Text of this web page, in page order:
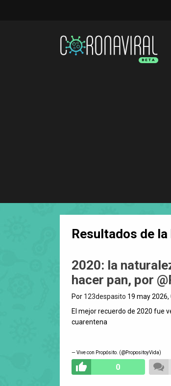
Resultados de
2020: la
hacer pan, por
Por 123despasito 19 may 2026,
El mejor recuerdo de 2020 fue
cuarentena
— Vive con Propósito. (@PropositoyVida)
0